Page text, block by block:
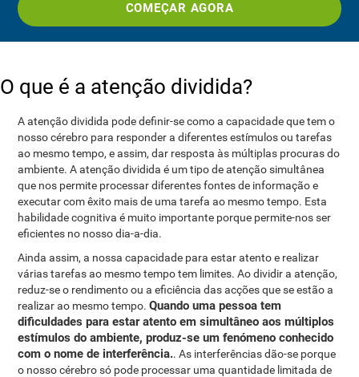
COMEÇAR AGORA
O que é a atenção dividida?
A atenção dividida pode definir-se como a capacidade que tem o
nosso cérebro para responder a diferentes estímulos ou tarefas
ao mesmo tempo, e assim, dar resposta às múltiplas procuras do
ambiente. A atenção dividida é um tipo de atenção simultânea
que nos permite processar diferentes fontes de informação e
executar com êxito mais de uma tarefa ao mesmo tempo. Esta
habilidade cognitiva é muito importante porque permite-nos ser
eficientes no nosso dia-a-dia.
Ainda assim, a nossa capacidade para estar atento e realizar
várias tarefas ao mesmo tempo tem limites. Ao dividir a atenção,
reduz-se o rendimento ou a eficiência das acções que se estão a
realizar ao mesmo tempo.Quando uma pessoa tem
dificuldades para estar atento em simultâneo aos múltiplos
estímulos do ambiente, produz-se um fenómeno conhecido
com o nome de interferência.. As interferências dão-se porque
o nosso cérebro só pode processar uma quantidade limitada de